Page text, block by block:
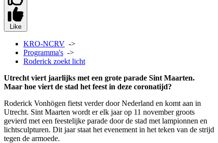
Like
KRO-NCRV ->
Programma's ->
Roderick zoekt licht
Utrecht viert jaarlijks met een grote parade Sint Maarten.
Maar hoe viert de stad het feest in deze coronatijd?
Roderick Vonhögen fietst verder door Nederland en komt aan in
Utrecht. Sint Maarten wordt er elk jaar op 11 november groots
gevierd met een feestelijke parade door de stad met lampionnen en
lichtsculpturen. Dit jaar staat het evenement in het teken van de strijd
tegen de armoede.